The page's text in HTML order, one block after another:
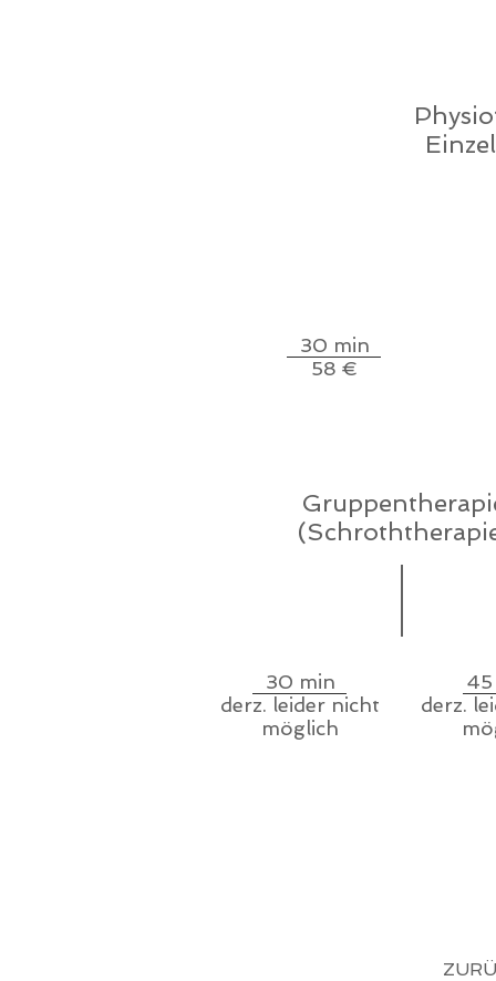
30 min
58 €
30 min
derz. leider nicht
möglich
derz.